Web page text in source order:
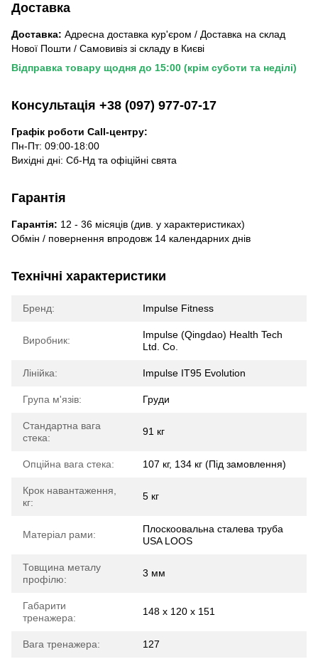
Доставка
Доставка: Адресна доставка кур'єром / Доставка на склад
Нової Пошти / Самовивіз зі складу в Києві
Відправка товару щодня до 15:00 (крім суботи та неділі)
Консультація +38 (097) 977-07-17
Графік роботи Call-центру:
Пн-Пт: 09:00-18:00
Вихідні дні: Сб-Нд та офіційні свята
Гарантія
Гарантія: 12 - 36 місяців (див. у характеристиках)
Обмін / повернення впродовж 14 календарних днів
Технічні характеристики
Бренд: Impulse Fitness
Виробник:
Impulse (Qingdao) Health Tech
Ltd. Co.
Лінійка: Impulse IT95 Evolution
Група м'язів: Груди
Стандартна вага
стека:
91 кг
Опційна вага стека: 107 кг, 134 кг (Під замовлення)
Крок навантаження,
кг:
5 кг
Матеріал рами:
Плоскоовальна сталева труба
USA LOOS
Товщина металу
профілю:
3 мм
Габарити
тренажера:
148 х 120 х 151
Вага тренажера: 127